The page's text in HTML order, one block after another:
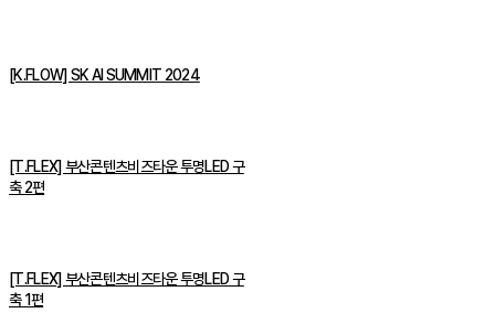
[K.FLOW] SK AI SUMMIT 2024
[T.FLEX] 부산콘텐츠비즈타운 투명LED 구
축 2편
[T.FLEX] 부산콘텐츠비즈타운 투명LED 구
축 1편